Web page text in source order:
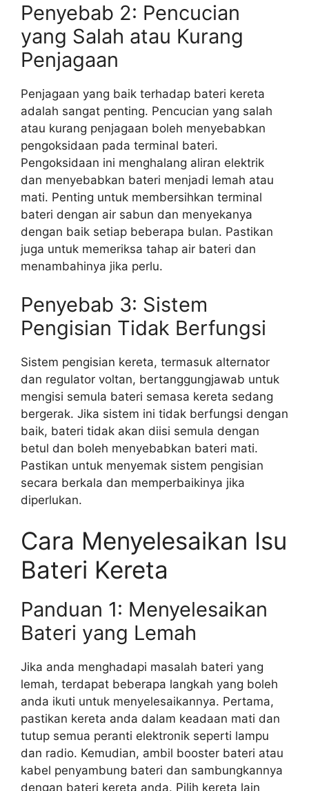
Penyebab 2: Pencucian
yang Salah atau Kurang
Penjagaan
Penjagaan yang baik terhadap bateri kereta
adalah sangat penting. Pencucian yang salah
atau kurang penjagaan boleh menyebabkan
pengoksidaan pada terminal bateri.
Pengoksidaan ini menghalang aliran elektrik
dan menyebabkan bateri menjadi lemah atau
mati. Penting untuk membersihkan terminal
bateri dengan air sabun dan menyekanya
dengan baik setiap beberapa bulan. Pastikan
juga untuk memeriksa tahap air bateri dan
menambahinya jika perlu.
Penyebab 3: Sistem
Pengisian Tidak Berfungsi
Sistem pengisian kereta, termasuk alternator
dan regulator voltan, bertanggungjawab untuk
mengisi semula bateri semasa kereta sedang
bergerak. Jika sistem ini tidak berfungsi dengan
baik, bateri tidak akan diisi semula dengan
betul dan boleh menyebabkan bateri mati.
Pastikan untuk menyemak sistem pengisian
secara berkala dan memperbaikinya jika
diperlukan.
Cara Menyelesaikan Isu
Bateri Kereta
Panduan 1: Menyelesaikan
Bateri yang Lemah
Jika anda menghadapi masalah bateri yang
lemah, terdapat beberapa langkah yang boleh
anda ikuti untuk menyelesaikannya. Pertama,
pastikan kereta anda dalam keadaan mati dan
tutup semua peranti elektronik seperti lampu
dan radio. Kemudian, ambil booster bateri atau
kabel penyambung bateri dan sambungkannya
dengan bateri kereta anda. Pilih kereta lain